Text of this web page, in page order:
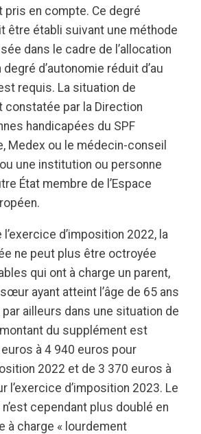
pris en compte. Ce degré
être établi suivant une méthode
dans le cadre de l’allocation
d’autonomie réduit d’au
requis. La situation de
constatée par la Direction
handicapées du SPF
Medex ou le médecin-conseil
une institution ou personne
État membre de l’Espace
l’exercice d’imposition 2022, la
ne peut plus être octroyée
qui ont à charge un parent,
ayant atteint l’âge de 65 ans
ailleurs dans une situation de
du supplément est
à 4 940 euros pour
2022 et de 3 370 euros à
l’exercice d’imposition 2023. Le
cependant plus doublé en
à charge « lourdement